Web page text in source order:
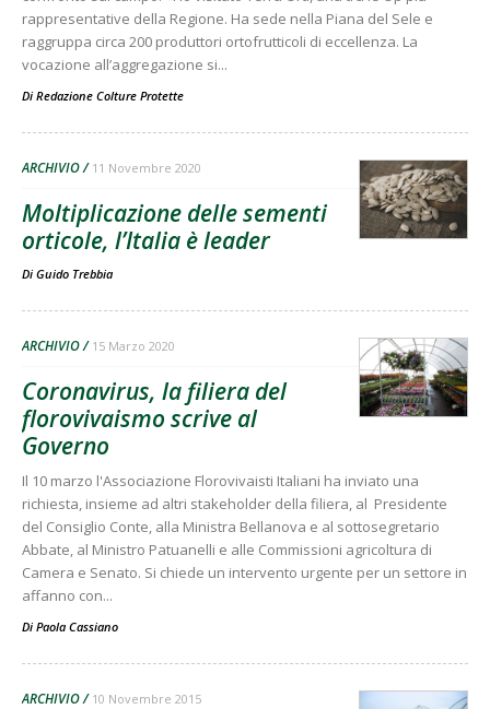
rappresentative della Regione. Ha sede nella Piana del Sele e
raggruppa circa 200 produttori ortofrutticoli di eccellenza. La
vocazione all’aggregazione si...
Di Redazione Colture Protette
ARCHIVIO 11 Novembre 2020
Moltiplicazione delle sementi
orticole, l’Italia è leader
Di Guido Trebbia
ARCHIVIO 15 Marzo 2020
Coronavirus, la filiera del
florovivaismo scrive al
Governo
Il 10 marzo l'Associazione Florovivaisti Italiani ha inviato una
richiesta, insieme ad altri stakeholder della filiera, al Presidente
del Consiglio Conte, alla Ministra Bellanova e al sottosegretario
Abbate, al Ministro Patuanelli e alle Commissioni agricoltura di
Camera e Senato. Si chiede un intervento urgente per un settore in
affanno con...
Di Paola Cassiano
ARCHIVIO 10 Novembre 2015